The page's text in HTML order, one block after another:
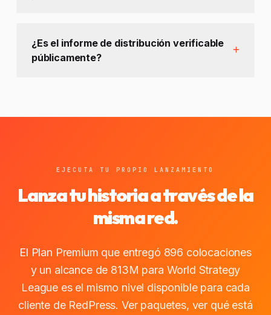
¿Es el informe de distribución verificable
públicamente?
EJECUTA TU PROPIO LANZAMIENTO
Lanza tu historia a través de la
misma red.
El Plan Premium que entregó 896 colocaciones
y un alcance de 813M para World Strategy
League es el mismo nivel disponible para cada
cliente de RedPress. Ver paquetes, ver qué está